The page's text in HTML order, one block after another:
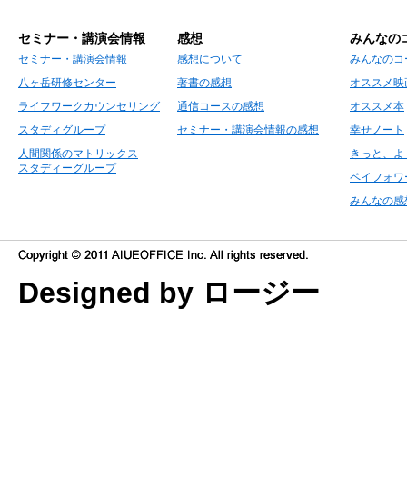
セミナー・講演会情報
セミナー・講演会情報
八ヶ岳研修センター
ライフワークカウンセリング
スタディグループ
人間関係のマトリックス
スタディーグループ
感想
感想について
著書の感想
通信コースの感想
セミナー・講演会情報の感想
みんなの
みんなの
オススメ映
オススメ本
幸せノート
きっと、
ペイフォワ
みんなの感
Designed by ロージー